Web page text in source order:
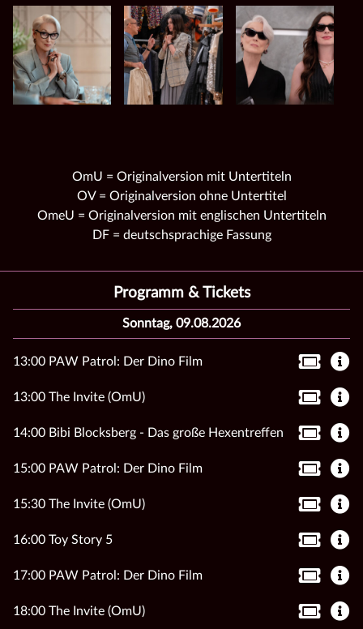
OmU = Originalversion mit Untertiteln
OV = Originalversion ohne Untertitel
OmeU = Originalversion mit englischen Untertiteln
DF = deutschsprachige Fassung
Programm & Tickets
Sonntag, 09.08.2026
13:00 PAW Patrol: Der Dino Film
13:00 The Invite (OmU)
14:00 Bibi Blocksberg - Das große Hexentreffen
15:00 PAW Patrol: Der Dino Film
15:30 The Invite (OmU)
16:00 Toy Story 5
17:00 PAW Patrol: Der Dino Film
18:00 The Invite (OmU)